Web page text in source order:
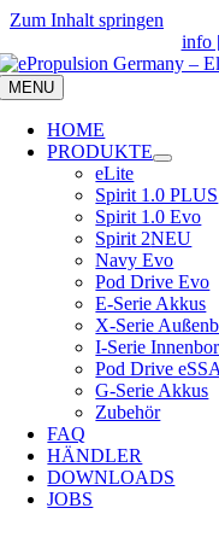
Zum Inhalt springen
info
MENU
HOME
PRODUKTE
eLite
Spirit 1.0 PLUS
Spirit 1.0 Evo
Spirit 2NEU
Navy Evo
Pod Drive Evo
E-Serie Akkus
X-Serie
I-Serie
Pod Drive
G-Serie Akkus
Zubehör
FAQ
HÄNDLER
DOWNLOADS
JOBS